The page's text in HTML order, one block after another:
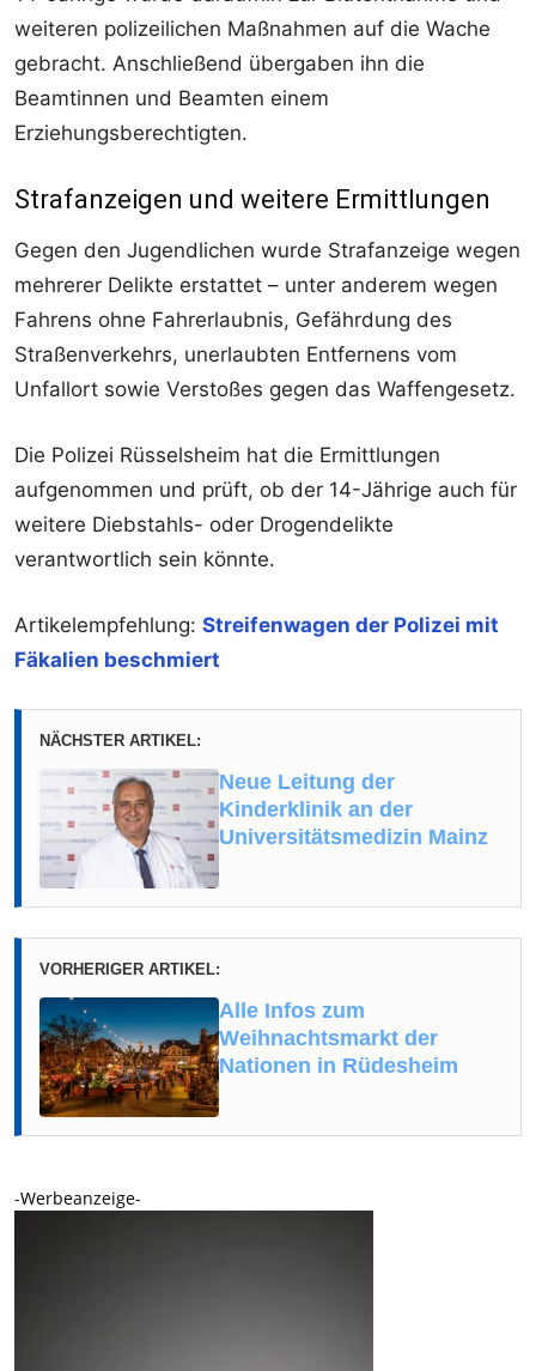
weiteren polizeilichen Maßnahmen auf die Wache
gebracht. Anschließend übergaben ihn die
Beamtinnen und Beamten einem
Erziehungsberechtigten.
Strafanzeigen und weitere Ermittlungen
Gegen den Jugendlichen wurde Strafanzeige wegen
mehrerer Delikte erstattet – unter anderem wegen
Fahrens ohne Fahrerlaubnis, Gefährdung des
Straßenverkehrs, unerlaubten Entfernens vom
Unfallort sowie Verstoßes gegen das Waffengesetz.
Die Polizei Rüsselsheim hat die Ermittlungen
aufgenommen und prüft, ob der 14-Jährige auch für
weitere Diebstahls- oder Drogendelikte
verantwortlich sein könnte.
Artikelempfehlung: Streifenwagen der Polizei mit
Fäkalien beschmiert
NÄCHSTER ARTIKEL:
Neue Leitung der
Kinderklinik an der
Universitätsmedizin Mainz
VORHERIGER ARTIKEL:
Alle Infos zum
Weihnachtsmarkt der
Nationen in Rüdesheim
-Werbeanzeige-